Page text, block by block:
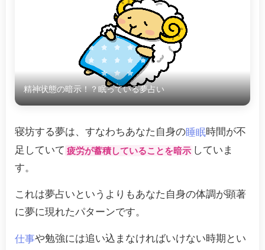
精神状態の暗示！？眠っている夢占い
寝坊する夢は、すなわちあなた自身の睡眠時間が不
足していて 疲労が蓄積していることを暗示 していま
す。
これは夢占いというよりもあなた自身の体調が顕著
に夢に現れたパターンです。
仕事や勉強には追い込まなければいけない時期とい